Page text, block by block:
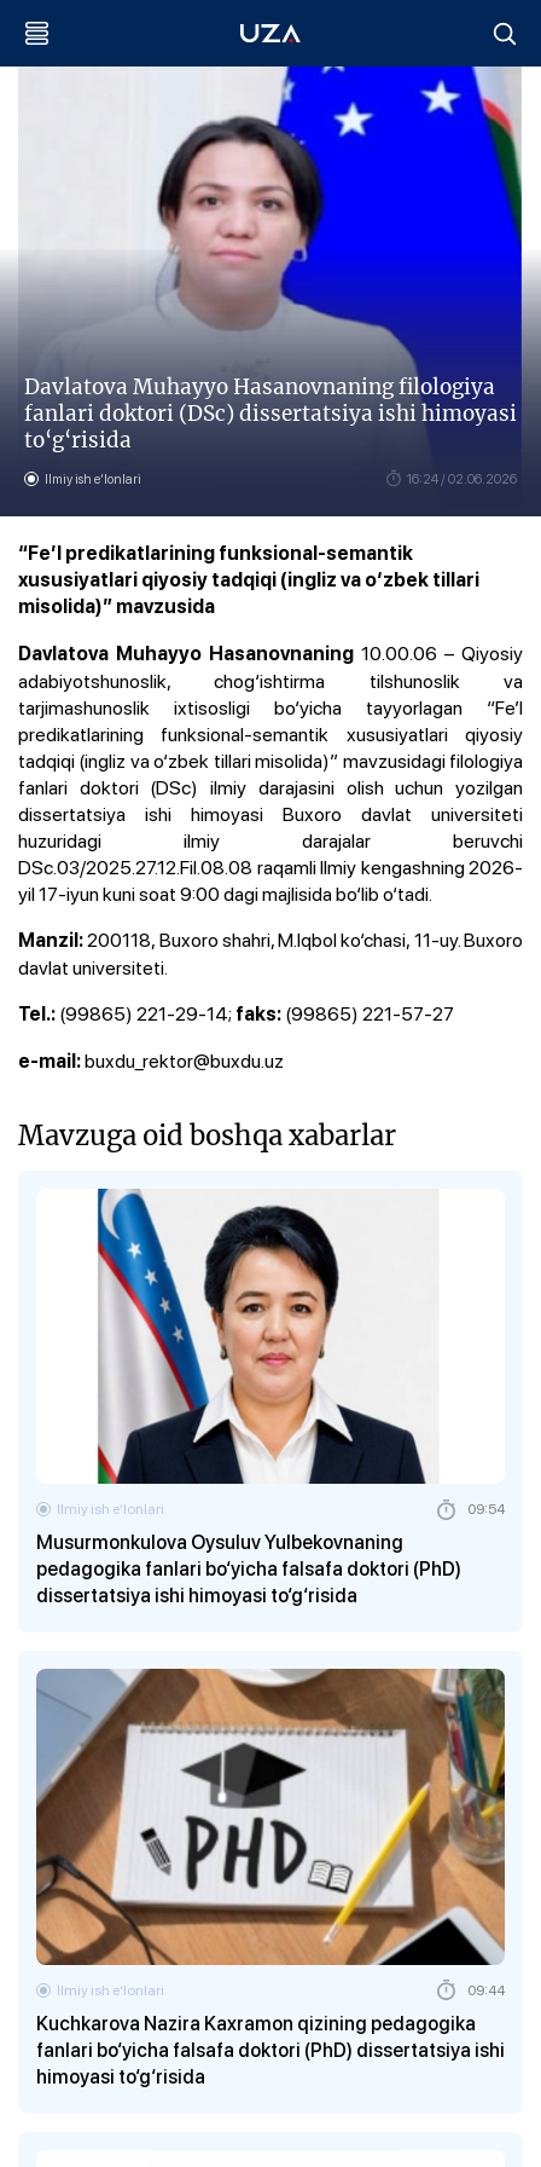
Davlatova Muhayyo Hasanovnaning filologiya
fanlari doktori (DSc) dissertatsiya ishi himoyasi
to‘g‘risida
Ilmiy ish eʼlonlari 16:24 / 02.06.2026
“Fe’l predikatlarining funksional-semantik
xususiyatlari qiyosiy tadqiqi (ingliz va o‘zbek tillari
misolida)” mavzusida
Davlatova Muhayyo Hasanovnaning 10.00.06 – Qiyosiy
adabiyotshunoslik, chog‘ishtirma tilshunoslik va
tarjimashunoslik ixtisosligi bo‘yicha tayyorlagan “Fe’l
predikatlarining funksional-semantik xususiyatlari qiyosiy
tadqiqi (ingliz va o‘zbek tillari misolida)” mavzusidagi filologiya
fanlari doktori (DSc) ilmiy darajasini olish uchun yozilgan
dissertatsiya ishi himoyasi Buxoro davlat universiteti
huzuridagi ilmiy darajalar beruvchi
DSc.03/2025.27.12.Fil.08.08 raqamli Ilmiy kengashning 2026-
yil 17-iyun kuni soat 9:00 dagi majlisida bo‘lib o‘tadi.
Manzil:200118, Buxoro shahri, M.Iqbol ko‘chasi, 11-uy. Buxoro
davlat universiteti.
Tel.: (99865) 221-29-14; faks: (99865) 221-57-27
e-mail:buxdu_rektor@buxdu.uz
Mavzuga oid boshqa xabarlar
Musurmonkulova Oysuluv Yulbekovnaning
pedagogika fanlari bo‘yicha falsafa doktori (PhD)
dissertatsiya ishi himoyasi to‘g‘risida
Ilmiy ish eʼlonlari 09:54
Kuchkarova Nazira Kaxramon qizining pedagogika
fanlari bo‘yicha falsafa doktori (PhD) dissertatsiya ishi
himoyasi to‘g‘risida
Ilmiy ish eʼlonlari 09:44